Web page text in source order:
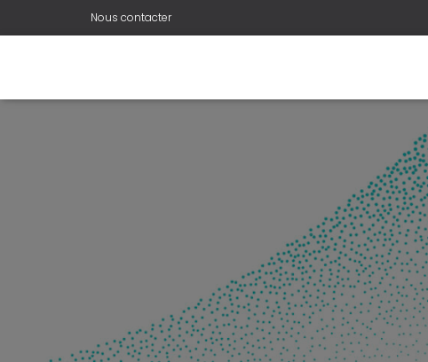
Nous contacter